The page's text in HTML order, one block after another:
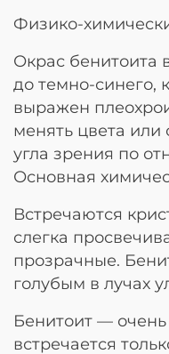
Физико-
Окрас бенитоита
до темно-синего,
выражен
менять цвета или
угла зрения по
Основная
Встречаются
слегка
прозрачные.
голубым в лучах
Бенитоит —
встречается